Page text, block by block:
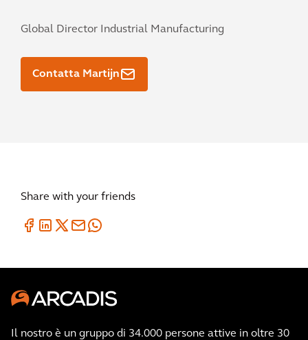
Global Director Industrial Manufacturing
Contatta Martijn
Share with your friends
Il nostro è un gruppo di 34.000 persone attive in oltre 30